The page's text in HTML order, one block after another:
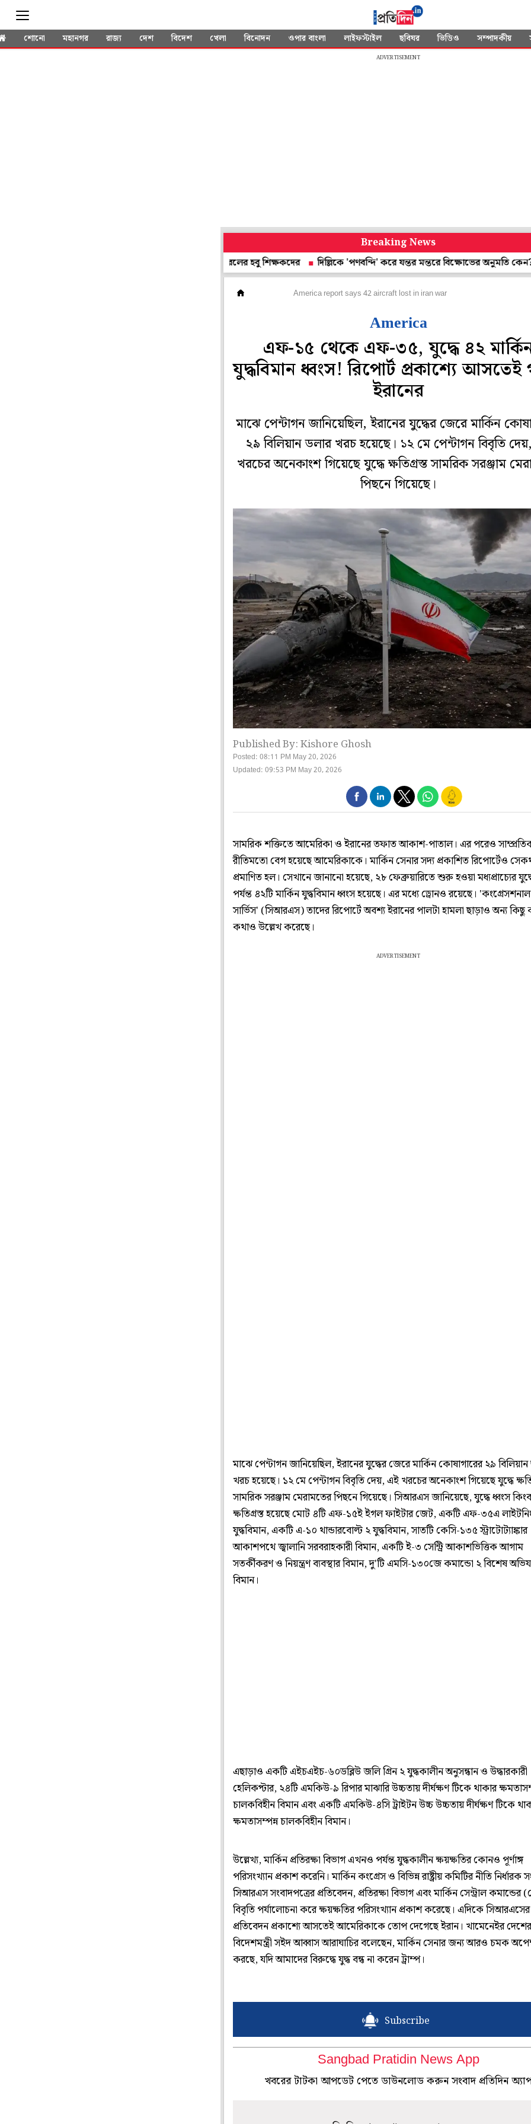
শোনো মহানগর রাজ্য দেশ বিদেশ খেলা বিনোদন ওপার বাংলা লাইফস্টাইল ছবিঘর ভিডিও সম্পাদকীয়
ADVERTISEMENT
Breaking News
পাশ করলেও নিয়োগ হয়নি, 'ঘাস খেয়ে' প্রতিবাদ কেরলের হবু শিক্ষকদের
দিল্লিকে 'পণবন্দি' করে যন্তর মন্তরে বিক্ষোভের অনুমতি কেন? কেন্দ্রকে
America report says 42 aircraft lost in iran war
America
এফ-১৫ থেকে এফ-৩৫, যুদ্ধে ৪২
যুদ্ধবিমান ধ্বংস! রিপোর্ট প্রকাশ্যে আসতেই
ইরানের
মাঝে পেন্টাগন জানিয়েছিল, ইরানের যুদ্ধের জেরে মার্কিন
২৯ বিলিয়ান ডলার খরচ হয়েছে। ১২ মে পেন্টাগন বিবৃতি
খরচের অনেকাংশ গিয়েছে যুদ্ধে ক্ষতিগ্রস্ত সামরিক সরঞ্জাম
পিছনে গিয়েছে।
Published By: Kishore Ghosh
Posted: 08:11 PM May 20, 2026
Updated: 09:53 PM May 20, 2026
সামরিক শক্তিতে আমেরিকা ও ইরানের তফাত আকাশ-পাতাল। এর পরেও
রীতিমতো বেগ হয়েছে আমেরিকাকে। মার্কিন সেনার সদ্য প্রকাশিত রিপোর্টেও
প্রমাণিত হল। সেখানে জানানো হয়েছে, ২৮ ফেব্রুয়ারিতে শুরু হওয়া মধ্যপ্রাচ্যের
পর্যন্ত ৪২টি মার্কিন যুদ্ধবিমান ধ্বংস হয়েছে। এর মধ্যে ড্রোনও রয়েছে। 'কংগ্রেসশনাল
সার্ভিস' (সিআরএস) তাদের রিপোর্টে অবশ্য ইরানের পালটা হামলা ছাড়াও অন্য কিছু
কথাও উল্লেখ করেছে।
ADVERTISEMENT
মাঝে পেন্টাগন জানিয়েছিল, ইরানের যুদ্ধের জেরে মার্কিন কোষাগারের ২৯
খরচ হয়েছে। ১২ মে পেন্টাগন বিবৃতি দেয়, এই খরচের অনেকাংশ গিয়েছে যুদ্ধে
সামরিক সরঞ্জাম মেরামতের পিছনে গিয়েছে। সিআরএস জানিয়েছে, যুদ্ধে ধ্বংস
ক্ষতিগ্রস্ত হয়েছে মোট ৪টি এফ-১৫ই ইগল ফাইটার জেট, একটি এফ-৩৫এ
যুদ্ধবিমান, একটি এ-১০ থান্ডারবোল্ট ২ যুদ্ধবিমান, সাতটি কেসি-১৩৫ স্ট্রাটোট্যাঙ্কার
আকাশপথে জ্বালানি সরবরাহকারী বিমান, একটি ই-৩ সেন্ট্রি আকাশভিত্তিক আগাম
সতর্কীকরণ ও নিয়ন্ত্রণ ব্যবস্থার বিমান, দু'টি এমসি-১৩০জে কমান্ডো ২ বিশেষ
বিমান।
এছাড়াও একটি এইচএইচ-৬০ডব্লিউ জলি গ্রিন ২ যুদ্ধকালীন অনুসন্ধান ও উদ্ধারকারী
হেলিকপ্টার, ২৪টি এমকিউ-৯ রিপার মাঝারি উচ্চতায় দীর্ঘক্ষণ টিকে থাকার
চালকবিহীন বিমান এবং একটি এমকিউ-৪সি ট্রাইটন উচ্চ উচ্চতায় দীর্ঘক্ষণ টিকে
ক্ষমতাসম্পন্ন চালকবিহীন বিমান।
উল্লেখ্য, মার্কিন প্রতিরক্ষা বিভাগ এখনও পর্যন্ত যুদ্ধকালীন ক্ষয়ক্ষতির কোনও পূর্ণাঙ্গ
পরিসংখ্যান প্রকাশ করেনি। মার্কিন কংগ্রেস ও বিভিন্ন রাষ্ট্রীয় কমিটির নীতি নির্ধারক
সিআরএস সংবাদপত্রের প্রতিবেদন, প্রতিরক্ষা বিভাগ এবং মার্কিন সেন্ট্রাল
বিবৃতি পর্যালোচনা করে ক্ষয়ক্ষতির পরিসংখ্যান প্রকাশ করেছে। এদিকে সিআরএসের
প্রতিবেদন প্রকাশ্যে আসতেই আমেরিকাকে তোপ দেগেছে ইরান। খামেনেইর দেশের
বিদেশমন্ত্রী সইদ আব্বাস আরাঘাচির বলেছেন, মার্কিন সেনার জন্য আরও চমক
করছে, যদি আমাদের বিরুদ্ধে যুদ্ধ বন্ধ না করেন ট্রাম্প।
Subscribe
Sangbad Pratidin News App
খবরের টাটকা আপডেট পেতে ডাউনলোড করুন সংবাদ প্রতিদিন